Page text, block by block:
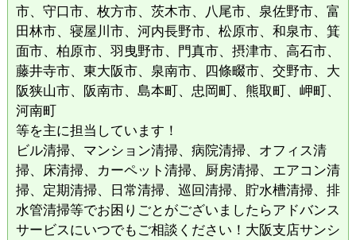
市、守口市、枚方市、茨木市、八尾市、泉佐野市、富
田林市、寝屋川市、河内長野市、松原市、和泉市、箕
面市、柏原市、羽曳野市、門真市、摂津市、高石市、
藤井寺市、東大阪市、泉南市、四條畷市、交野市、大
阪狭山市、阪南市、島本町、忠岡町、熊取町、岬町、
河南町
等を主に担当しています！
ビル清掃、マンション清掃、病院清掃、オフィス清
掃、床清掃、カーペット清掃、厨房清掃、エアコン清
掃、定期清掃、日常清掃、巡回清掃、貯水槽清掃、排
水管清掃等でお困りごとがございましたらアドバンス
サービスにいつでもご相談ください！大阪支店サンシ